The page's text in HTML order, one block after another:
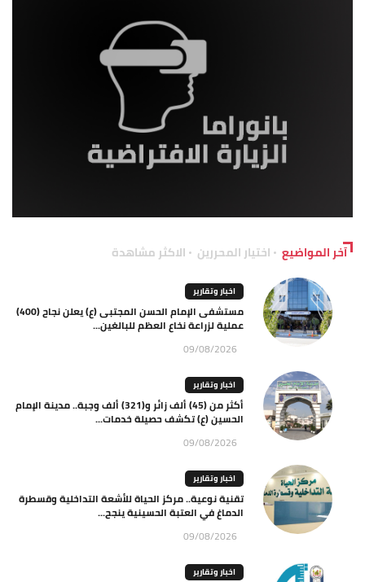
آخر المواضيع اختيار المحررين الاكثر مشاهدة
اخبار وتقارير
مستشفى الإمام الحسن المجتبى (ع) يعلن نجاح (400)
عملية لزراعة نخاع العظم للبالغين...
09/08/2026
اخبار وتقارير
أكثر من (45) ألف زائر و(321) ألف وجبة.. مدينة الإمام
الحسين (ع) تكشف حصيلة خدمات...
09/08/2026
اخبار وتقارير
تقنية نوعية.. مركز الحياة للأشعة التداخلية وقسطرة
الدماغ في العتبة الحسينية ينجح...
09/08/2026
اخبار وتقارير